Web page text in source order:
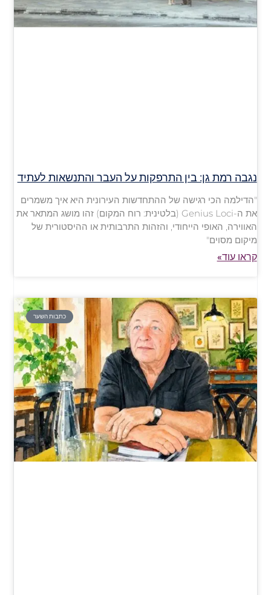
נגבה רמת גן: בין התרפקות על העבר והתנשאות לעתיד
"הדילמה הכי רגישה של ההתחדשות העירונית היא איך משמרים
את ה-Genius Loci (בלטינית: רוח המקום) זהו מושג המתאר את
האווירה, האופי הייחודי, והזהות התרבותית או ההיסטורית של
מיקום מסוים"
קראו עוד»
כתבות השער